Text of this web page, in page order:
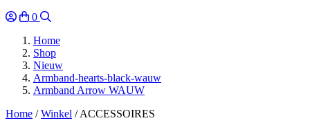
0
Home
Shop
Nieuw
Armband-hearts-black-wauw
Armband Arrow WAUW
Home / Winkel /ACCESSOIRES